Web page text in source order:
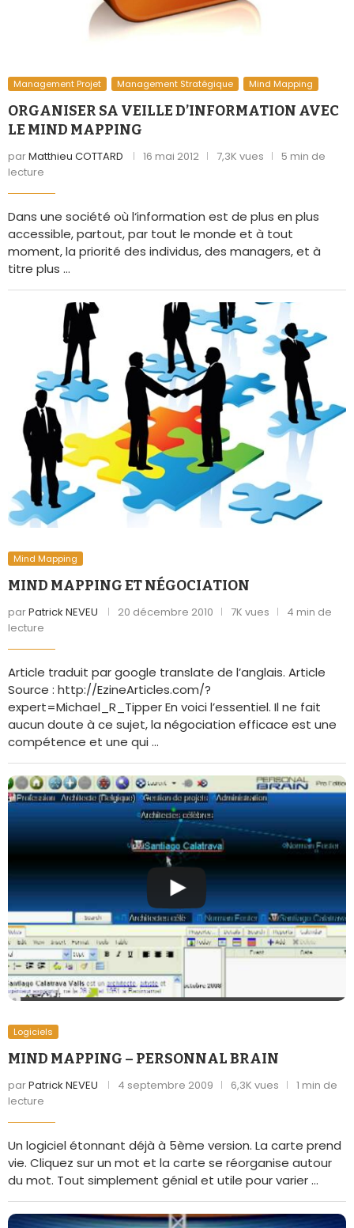
Management Projet Management Stratégique Mind Mapping
ORGANISER SA VEILLE D’INFORMATION AVEC
LE MIND MAPPING
parMatthieu COTTARD 16 mai 2012 7,3K vues
5 min de
lecture
Dans une société où l‘information est de plus en plus
accessible, partout, par tout le monde et à tout
moment, la priorité des individus, des managers, et à
titre plus …
Mind Mapping
MIND MAPPING ET NÉGOCIATION
parPatrick NEVEU 20 décembre 2010 7K vues
4 min de
lecture
Article traduit par google translate de l’anglais. Article
Source : http://EzineArticles.com/?
expert=Michael_R_Tipper En voici l’essentiel. Il ne fait
aucun doute à ce sujet, la négociation efficace est une
compétence et une qui …
Logiciels
MIND MAPPING – PERSONNAL BRAIN
parPatrick NEVEU 4 septembre 2009 6,3K vues
1 min de
lecture
Un logiciel étonnant déjà à 5ème version. La carte prend
vie. Cliquez sur un mot et la carte se réorganise autour
du mot. Tout simplement génial et utile pour varier …